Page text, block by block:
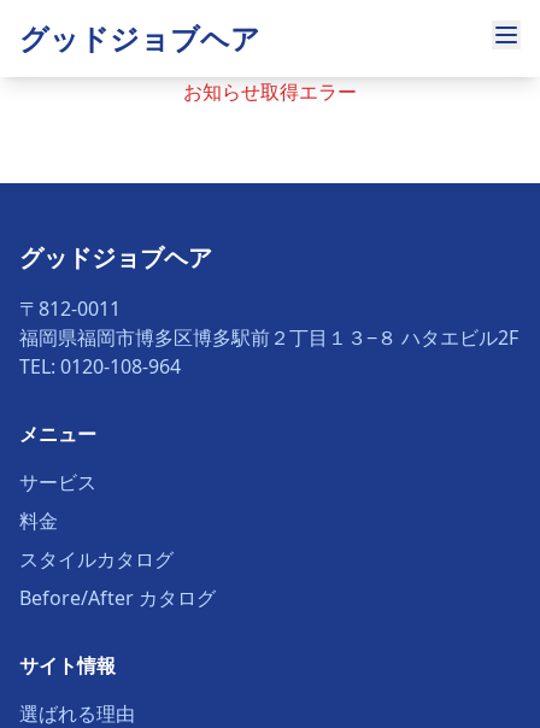
グッドジョブヘア
お知らせ取得エラー
グッドジョブヘア
〒812-0011
福岡県福岡市博多区博多駅前２丁目１３−８ ハタエビル2F
TEL: 0120-108-964
メニュー
サービス
料金
スタイルカタログ
Before/After カタログ
サイト情報
選ばれる理由